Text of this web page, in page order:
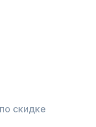
по скидке